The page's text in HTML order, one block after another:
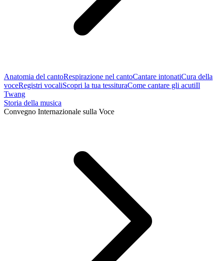
Anatomia del cantoRespirazione nel cantoCantare intonatiCura della
voceRegistri vocaliScopri la tua tessituraCome cantare gli acutiIl
Twang
Storia della musica
Convegno Internazionale sulla Voce